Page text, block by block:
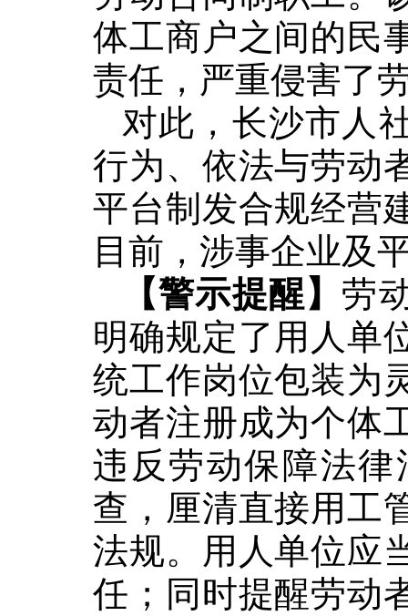
体工商户之间的民
责任，严重侵害了
对此，长沙市人
行为、 依法与劳动
平台制发合规经营
目前，涉事企业及
【警示提醒】 劳
明确规定了用人单
统工作岗位包装为
动者注册成为个体
违反劳动保障法律
查 ， 厘清直接用工
法规。用人单位应
任 ；同时提醒劳动